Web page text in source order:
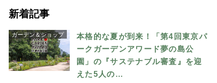
新着記事
ガーデン＆ショップ
本格的な夏が到来！「第4回東京パ
ークガーデンアワード夢の島公
園」の『サステナブル審査』を迎
えた5人の…